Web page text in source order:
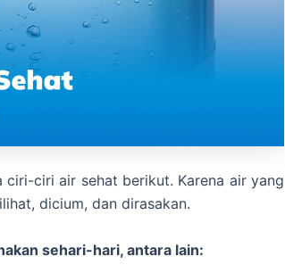
ciri air sehat berikut. Karena air yang
dicium, dan dirasakan.
sehari-hari, antara lain: